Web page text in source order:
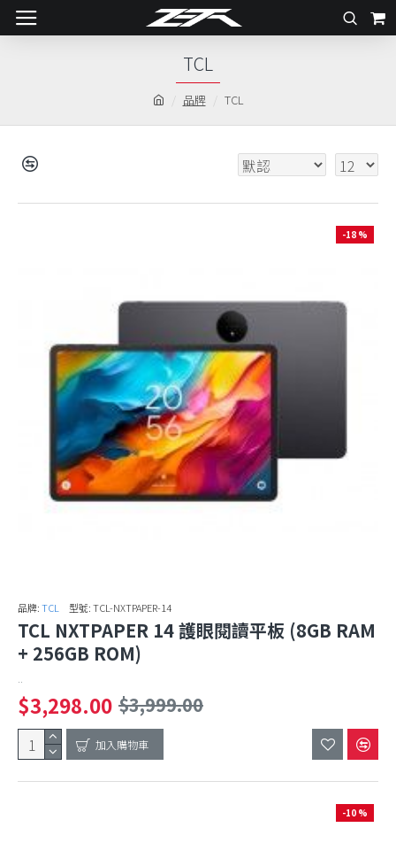
品牌 TCL
TCL
-18 %
品牌:TCL 型號:TCL-NXTPAPER-14
TCL NXTPAPER 14 護眼閱讀平板 (8GB RAM
+ 256GB ROM)
..
$3,298.00 $3,999.00
加入購物車
-10 %